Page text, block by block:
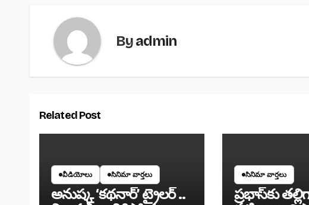
Byadmin
Related Post
వీడియోలు సినిమా వార్తలు
అనుష్క ‘కథనార్’ ట్రైలర్ ..
సినిమా వార్తలు
ప్రభాస్‌కు